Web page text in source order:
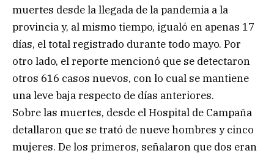
muertes desde la llegada de la pandemia a la
provincia y, al mismo tiempo, igualó en apenas 17
días, el total registrado durante todo mayo. Por
otro lado, el reporte mencionó que se detectaron
otros 616 casos nuevos, con lo cual se mantiene
una leve baja respecto de días anteriores.
Sobre las muertes, desde el Hospital de Campaña
detallaron que se trató de nueve hombres y cinco
mujeres. De los primeros, señalaron que dos eran